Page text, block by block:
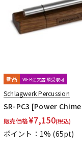
新品 WEB注文店頭受取可
Schlagwerk Percussion
SR-PC3 [Power
販売価格¥7,150(税込)
ポイント：1% (65pt)